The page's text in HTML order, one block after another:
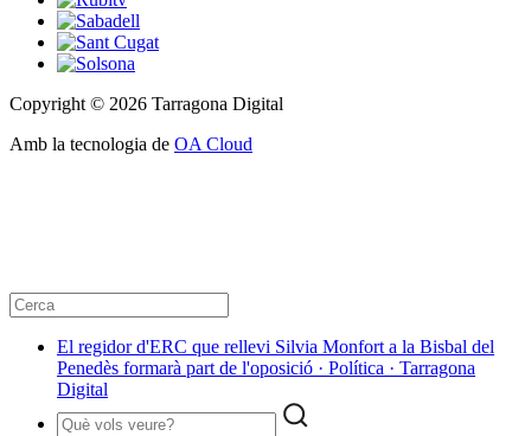
Copyright © 2026 Tarragona Digital
Amb la tecnologia de OA Cloud
El regidor d'ERC que rellevi Silvia Monfort a la Bisbal del
Penedès formarà part de l'oposició · Política · Tarragona
Digital